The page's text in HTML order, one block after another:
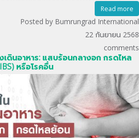
Read more
Posted by Bumrungrad International
22 กันยายน 2568
comments
เดินอาหาร: แสบร้อนกลางอก กรดไหล
หรือโรคอื่น